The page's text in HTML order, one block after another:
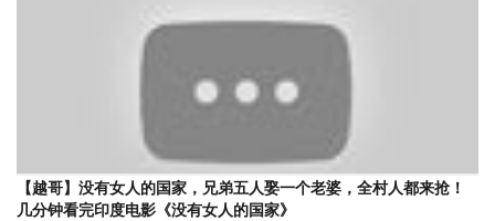
【越哥】没有女人的国家，兄弟五人娶一个老婆，全村人都来抢！
几分钟看完印度电影《没有女人的国家》